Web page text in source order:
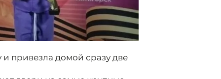
привезла домой сразу две